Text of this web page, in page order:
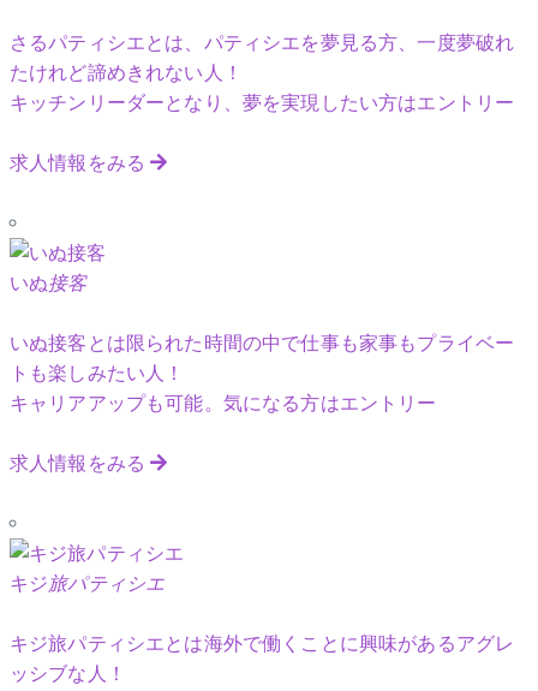
さるパティシエとは、パティシエを夢見る方、一度夢破れ
たけれど諦めきれない人！
キッチンリーダーとなり、夢を実現したい方はエントリー
求人情報をみる
いぬ接客
いぬ接客とは限られた時間の中で仕事も家事もプライベー
トも楽しみたい人！
キャリアアップも可能。気になる方はエントリー
求人情報をみる
キジ旅パティシエ
キジ旅パティシエとは海外で働くことに興味があるアグレ
ッシブな人！